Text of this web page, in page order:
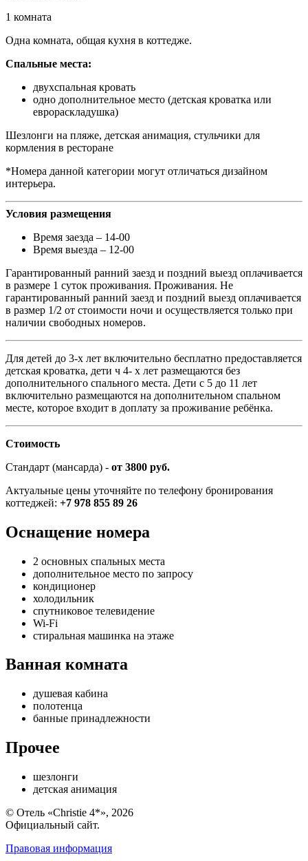
1 комната
Одна комната, общая кухня в коттедже.
Спальные места:
двухспальная кровать
одно дополнительное место (детская кроватка или
еврораскладушка)
Шезлонги на пляже, детская анимация, стульчики для
кормления в ресторане
*Номера данной категории могут отличаться дизайном
интерьера.
Условия размещения
Время заезда – 14-00
Время выезда – 12-00
Гарантированный ранний заезд и поздний выезд оплачивается
в размере 1 суток проживания. Проживания. Не
гарантированный ранний заезд и поздний выезд оплачивается
в размер 1/2 от стоимости ночи и осуществляется только при
наличии свободных номеров.
Для детей до 3-х лет включительно бесплатно предоставляется
детская кроватка, дети ч 4- х лет размещаются без
дополнительного спального места. Дети с 5 до 11 лет
включительно размещаются на дополнительном спальном
месте, которое входит в доплату за проживание ребёнка.
Стоимость
Стандарт (мансарда) - от 3800 руб.
Актуальные цены уточняйте по телефону бронирования
коттеджей: +7 978 855 89 26
Оснащение номера
2 основных спальных места
дополнительное место по запросу
кондиционер
холодильник
спутниковое телевидение
Wi-Fi
стиральная машинка на этаже
Ванная комната
душевая кабина
полотенца
банные принадлежности
Прочее
шезлонги
детская анимация
© Отель «Christie 4*», 2026
Официальный сайт.
Правовая информация